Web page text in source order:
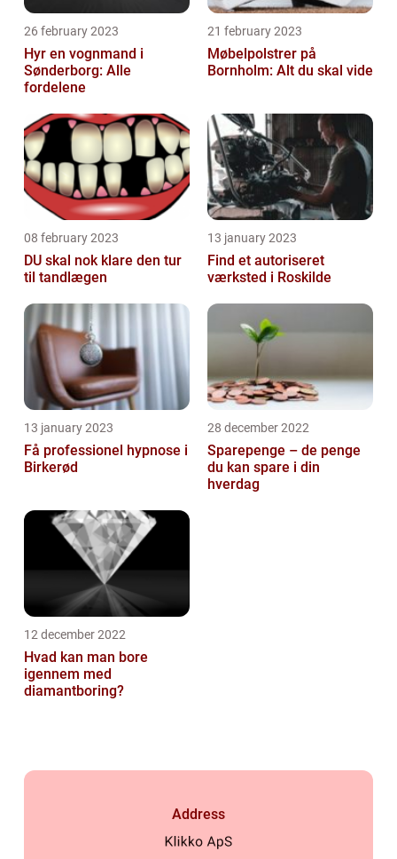
26 february 2023
Hyr en vognmand i
Sønderborg: Alle
fordelene
21 february 2023
Møbelpolstrer på
Bornholm: Alt du skal vide
08 february 2023
DU skal nok klare den tur
til tandlægen
13 january 2023
Find et autoriseret
værksted i Roskilde
13 january 2023
Få professionel hypnose i
Birkerød
28 december 2022
Sparepenge – de penge
du kan spare i din
hverdag
12 december 2022
Hvad kan man bore
igennem med
diamantboring?
Address